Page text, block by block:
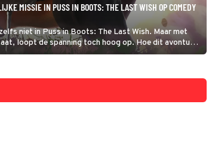
MISSIE IN PUSS IN BOOTS: THE LAST WISH OP COMEDY
niet in Puss in Boots: The Last Wish. Maar met
loopt de spanning toch hoog op. Hoe dit avontuur
2 november om 20:30 uur op Comedy Central!